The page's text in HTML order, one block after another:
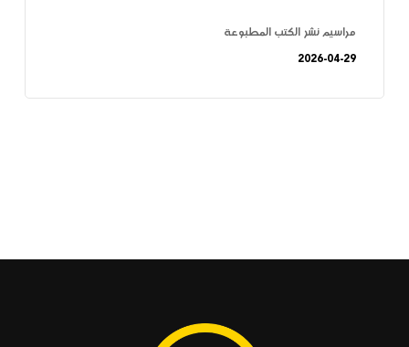
مراسيم نشر الكتب المطبوعة
2026-04-29